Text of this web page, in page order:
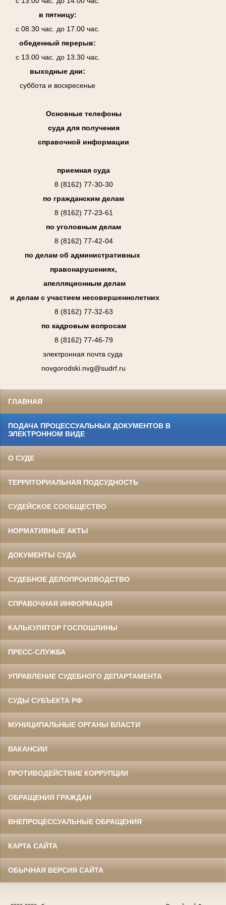
в пятницу:
с 08.30 час. до 17.00 час.
обеденный перерыв:
с 13.00 час. до 13.30 час.
выходные дни:
суббота и воскресенье
Основные телефоны
суда для получения
справочной информации
приемная суда
8 (8162) 77-30-30
по гражданским делам
8 (8162) 77-23-61
по уголовным делам
8 (8162) 77-42-04
по делам об административных
правонарушениях,
апелляционным делам
и делам с участием несовершеннолетних
8 (8162) 77-32-63
по кадровым вопросам
8 (8162) 77-46-79
электронная почта суда
novgorodski.nvg@sudrf.ru
ГЛАВНАЯ
ПОДАЧА ПРОЦЕССУАЛЬНЫХ ДОКУМЕНТОВ В
ЭЛЕКТРОННОМ ВИДЕ
О СУДЕ
ТЕРРИТОРИАЛЬНАЯ ПОДСУДНОСТЬ
СУДЕЙСКОЕ СООБЩЕСТВО
НОРМАТИВНЫЕ АКТЫ
ДОКУМЕНТЫ СУДА
СУДЕБНОЕ ДЕЛОПРОИЗВОДСТВО
СПРАВОЧНАЯ ИНФОРМАЦИЯ
КАЛЬКУЛЯТОР ГОСПОШЛИНЫ
ПРЕСС-СЛУЖБА
УПРАВЛЕНИЕ СУДЕБНОГО ДЕПАРТАМЕНТА
СУДЫ СУБЪЕКТА РФ
МУНИЦИПАЛЬНЫЕ ОРГАНЫ ВЛАСТИ
ВАКАНСИИ
ПРОТИВОДЕЙСТВИЕ КОРРУПЦИИ
ОБРАЩЕНИЯ ГРАЖДАН
ВНЕПРОЦЕССУАЛЬНЫЕ ОБРАЩЕНИЯ
КАРТА САЙТА
ОБЫЧНАЯ ВЕРСИЯ САЙТА